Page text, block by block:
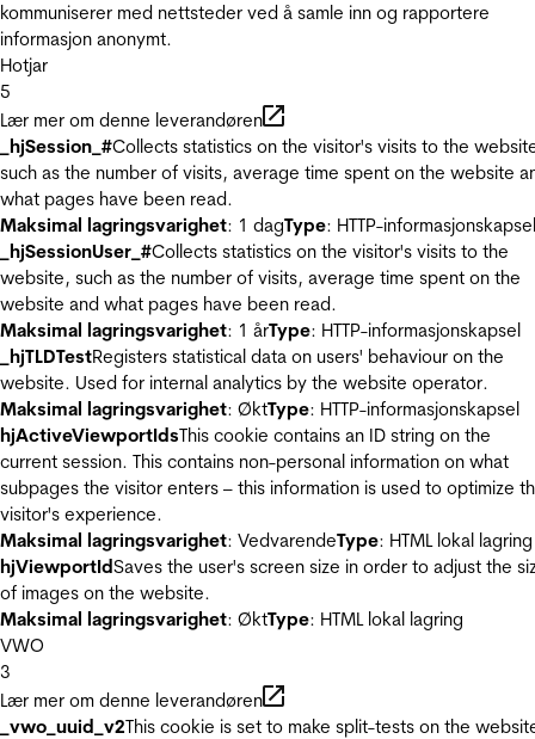
kommuniserer med nettsteder ved å samle inn og rapportere
informasjon anonymt.
Hotjar
5
Lær mer om denne leverandøren
_hjSession_#Collects statistics on the visitor's visits to the
such as the number of visits, average time spent on the website
what pages have been read.
Maksimal lagringsvarighet: 1 dagType: HTTP-informasjonskapsel
_hjSessionUser_#Collects statistics on the visitor's visits to the
website, such as the number of visits, average time spent on the
website and what pages have been read.
Maksimal lagringsvarighet: 1 årType: HTTP-informasjonskapsel
_hjTLDTestRegisters statistical data on users' behaviour on the
website. Used for internal analytics by the website operator.
Maksimal lagringsvarighet: ØktType: HTTP-informasjonskapsel
hjActiveViewportIdsThis cookie contains an ID string on the
current session. This contains non-personal information on what
subpages the visitor enters – this information is used to optimize
visitor's experience.
Maksimal lagringsvarighet: VedvarendeType: HTML lokal lagring
hjViewportIdSaves the user's screen size in order to adjust the
of images on the website.
Maksimal lagringsvarighet: ØktType: HTML lokal lagring
VWO
3
Lær mer om denne leverandøren
_vwo_uuid_v2This cookie is set to make split-tests on the